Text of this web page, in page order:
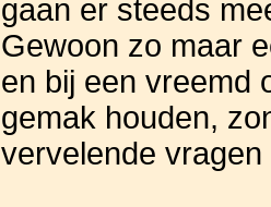
gaan er steeds
Gewoon zo maar
en bij een vreemd
gemak houden,
vervelende